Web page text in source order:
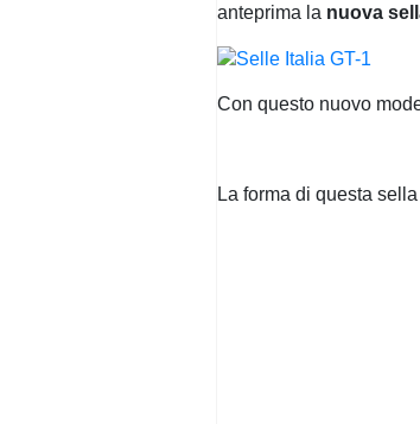
anteprima la nuova
Con questo nuovo
La forma di questa